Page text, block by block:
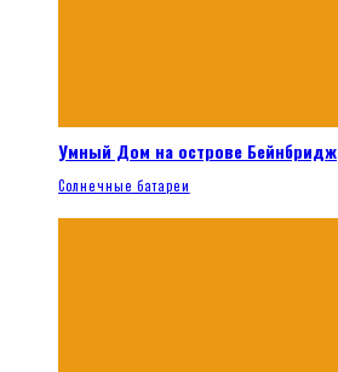
Умный Дом на острове Бейнбридж
Солнечные батареи